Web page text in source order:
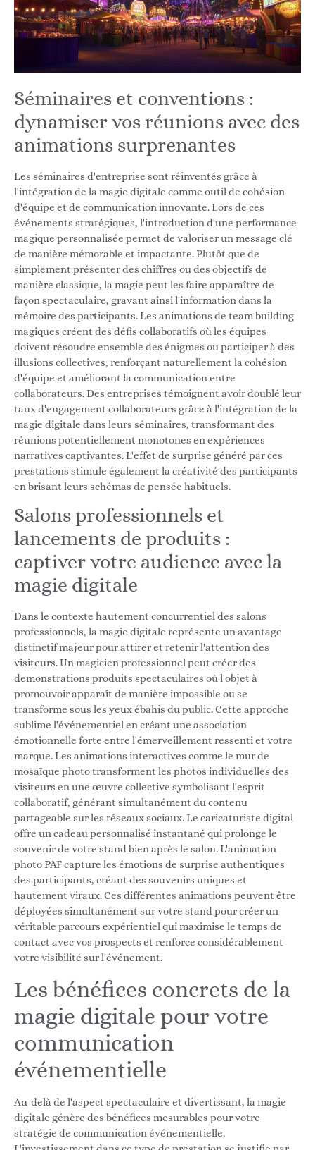
Séminaires et conventions :
dynamiser vos réunions avec des
animations surprenantes
Les séminaires d'entreprise sont réinventés grâce à
l'intégration de la magie digitale comme outil de cohésion
d'équipe et de communication innovante. Lors de ces
événements stratégiques, l'introduction d'une performance
magique personnalisée permet de valoriser un message clé
de manière mémorable et impactante. Plutôt que de
simplement présenter des chiffres ou des objectifs de
manière classique, la magie peut les faire apparaître de
façon spectaculaire, gravant ainsi l'information dans la
mémoire des participants. Les animations de team building
magiques créent des défis collaboratifs où les équipes
doivent résoudre ensemble des énigmes ou participer à des
illusions collectives, renforçant naturellement la cohésion
d'équipe et améliorant la communication entre
collaborateurs. Des entreprises témoignent avoir doublé leur
taux d'engagement collaborateurs grâce à l'intégration de la
magie digitale dans leurs séminaires, transformant des
réunions potentiellement monotones en expériences
narratives captivantes. L'effet de surprise généré par ces
prestations stimule également la créativité des participants
en brisant leurs schémas de pensée habituels.
Salons professionnels et
lancements de produits :
captiver votre audience avec la
magie digitale
Dans le contexte hautement concurrentiel des salons
professionnels, la magie digitale représente un avantage
distinctif majeur pour attirer et retenir l'attention des
visiteurs. Un magicien professionnel peut créer des
demonstrations produits spectaculaires où l'objet à
promouvoir apparaît de manière impossible ou se
transforme sous les yeux ébahis du public. Cette approche
sublime l'événementiel en créant une association
émotionnelle forte entre l'émerveillement ressenti et votre
marque. Les animations interactives comme le mur de
mosaïque photo transforment les photos individuelles des
visiteurs en une œuvre collective symbolisant l'esprit
collaboratif, générant simultanément du contenu
partageable sur les réseaux sociaux. Le caricaturiste digital
offre un cadeau personnalisé instantané qui prolonge le
souvenir de votre stand bien après le salon. L'animation
photo PAF capture les émotions de surprise authentiques
des participants, créant des souvenirs uniques et
hautement viraux. Ces différentes animations peuvent être
déployées simultanément sur votre stand pour créer un
véritable parcours expérientiel qui maximise le temps de
contact avec vos prospects et renforce considérablement
votre visibilité sur l'événement.
Les bénéfices concrets de la
magie digitale pour votre
communication
événementielle
Au-delà de l'aspect spectaculaire et divertissant, la magie
digitale génère des bénéfices mesurables pour votre
stratégie de communication événementielle.